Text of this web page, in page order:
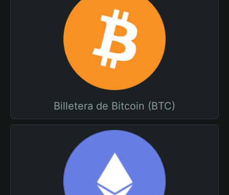
Billetera de Bitcoin (BTC)